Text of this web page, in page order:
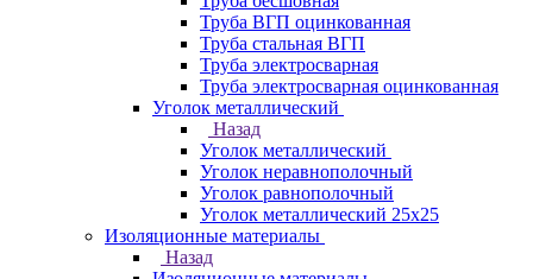
Труба ВГП оцинкованная
Труба стальная ВГП
Труба электросварная
Труба электросварная оцинкованная
Уголок металлический
Назад
Уголок металлический
Уголок неравнополочный
Уголок равнополочный
Уголок металлический 25х25
Изоляционные материалы
Назад